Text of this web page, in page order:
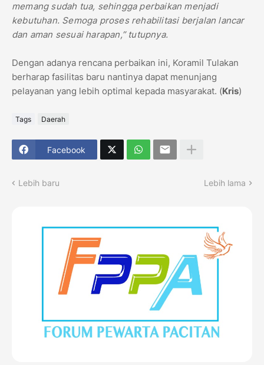
memang sudah tua, sehingga perbaikan menjadi
kebutuhan. Semoga proses rehabilitasi berjalan lancar
dan aman sesuai harapan,” tutupnya.
Dengan adanya rencana perbaikan ini, Koramil Tulakan
berharap fasilitas baru nantinya dapat menunjang
pelayanan yang lebih optimal kepada masyarakat. (Kris)
Tags Daerah
Facebook
Lebih baru Lebih lama